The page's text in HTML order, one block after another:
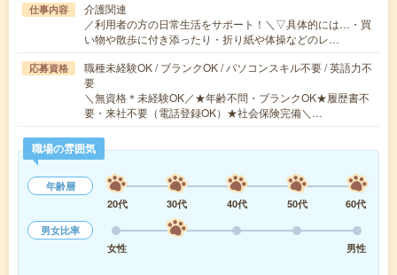
仕事内容
介護関連
／利用者の方の日常生活をサポート！＼▽具体的には…・買
い物や散歩に付き添ったり・折り紙や体操などのレ…
応募資格
職種未経験OK / ブランクOK / パソコンスキル不要 / 英語力不
要
＼無資格＊未経験OK／★年齢不問・ブランクOK★履歴書不
要・来社不要（電話登録OK）★社会保険完備＼…
職場の雰囲気
年齢層
20代
30代 40代 50代
60代
男女比率
女性
男性